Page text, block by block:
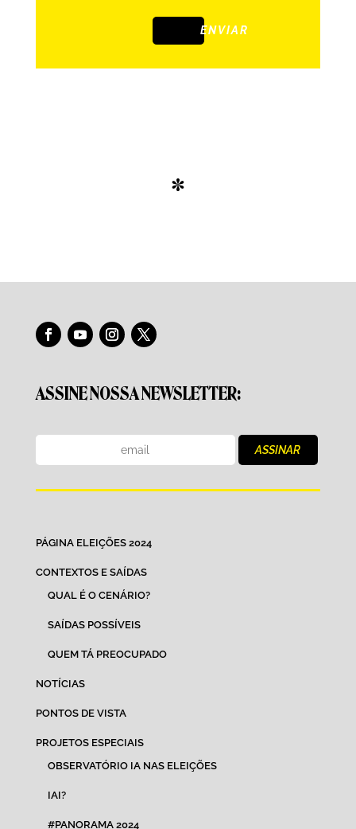
ENVIAR
*
ASSINE NOSSA NEWSLETTER:
PÁGINA ELEIÇÕES 2024
CONTEXTOS E SAÍDAS
QUAL É O CENÁRIO?
SAÍDAS POSSÍVEIS
QUEM TÁ PREOCUPADO
NOTÍCIAS
PONTOS DE VISTA
PROJETOS ESPECIAIS
OBSERVATÓRIO IA NAS ELEIÇÕES
IAI?
#PANORAMA 2024